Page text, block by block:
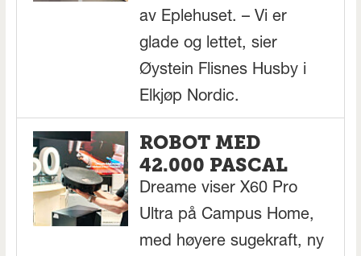
av Eplehuset. – Vi er
glade og lettet, sier
Øystein Flisnes Husby i
Elkjøp Nordic.
ROBOT MED
42.000 PASCAL
Dreame viser X60 Pro
Ultra på Campus Home,
med høyere sugekraft, ny